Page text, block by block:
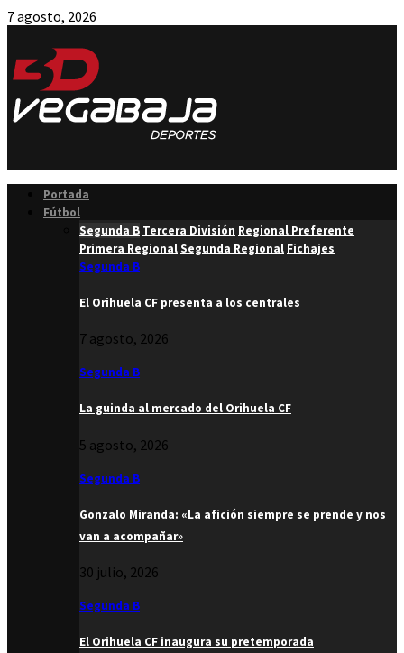
7 agosto, 2026
Portada
Fútbol
Segunda B Tercera División Regional Preferente
Primera RegionalSegunda Regional Fichajes
Segunda B
El Orihuela CF presenta a los centrales
7 agosto, 2026
Segunda B
La guinda al mercado del Orihuela CF
5 agosto, 2026
Segunda B
Gonzalo Miranda: «La afición siempre se prende y nos
van a acompañar»
30 julio, 2026
Segunda B
El Orihuela CF inaugura su pretemporada